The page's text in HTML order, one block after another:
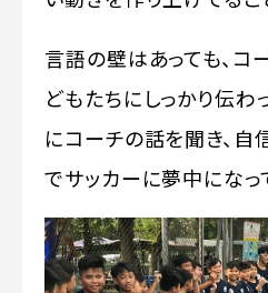
言語の壁はあっても、
どもたちにしっかり伝わ
にコーチの話を聞き、
でサッカーに夢中になっ